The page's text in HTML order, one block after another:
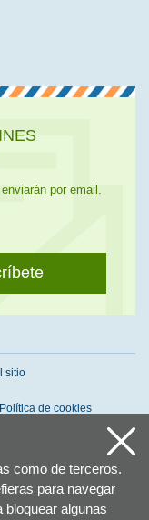
como de terceros.
para navegar
bloquear algunas
por email.
sitio
Política de cookies